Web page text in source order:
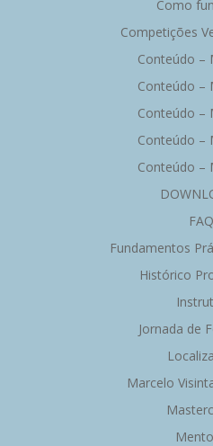
Como
Competições
Conteúdo –
Conteúdo –
Conteúdo –
Conteúdo –
Conteúdo –
FAQ
Fundamentos
Histórico
Jornada de
Marcelo